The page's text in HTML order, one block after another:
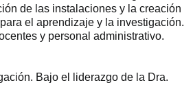
de las instalaciones y la creación
el aprendizaje y la investigación.
y personal administrativo.
Bajo el liderazgo de la Dra.